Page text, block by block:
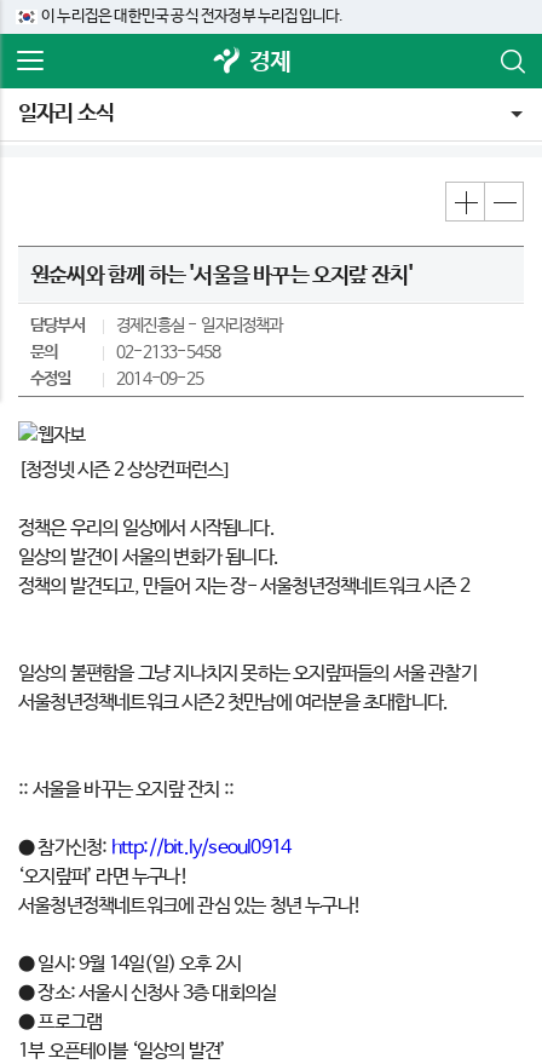
이 누리집은 대한민국 공식 전자정부 누리집입니다.
경제
일자리 소식
원순씨와 함께 하는 '서울을 바꾸는 오지랖 잔치'
담당부서 경제진흥실
일자리정책과
문의
02-2133-5458
수정일
2014-09-25
[청정넷 시즌 2 상상컨퍼런스]
정책은 우리의 일상에서 시작됩니다.
일상의 발견이 서울의 변화가 됩니다.
정책의 발견되고, 만들어 지는 장- 서울청년정책네트워크 시즌 2
일상의 불편함을 그냥 지나치지 못하는 오지랖퍼들의 서울 관찰기
서울청년정책네트워크 시즌2 첫만남에 여러분을 초대합니다.
:: 서울을 바꾸는 오지랖 잔치 ::
● 참가신청: http://bit.ly/seoul0914
‘오지랖퍼’ 라면 누구나!
서울청년정책네트워크에 관심 있는 청년 누구나!
● 일시: 9월 14일(일) 오후 2시
● 장소: 서울시 신청사 3층 대회의실
● 프로그램
1부 오픈테이블 ‘일상의 발견’